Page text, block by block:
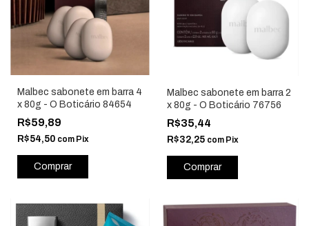
Malbec sabonete em barra 4
x 80g - O Boticário 84654
R$59,89
R$54,50 com Pix
Malbec sabonete em barra 2
x 80g - O Boticário 76756
R$35,44
R$32,25 com Pix